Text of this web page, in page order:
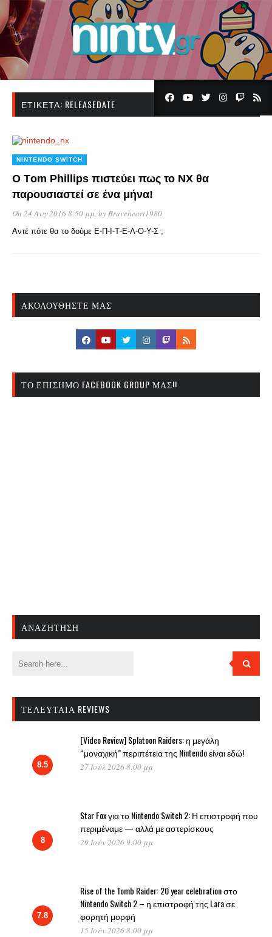
ΕΤΙΚΈΤΑ: RELEASEDATE
NINTENDO SWITCH
Ο Τom Phillips πιστεύει πως το ΝΧ θα
παρουσιαστεί σε ένα μήνα!
On 24 Αυγ 2016 8:50 μμ, byBraveheart1980
Αντέ πότε θα το δούμε Ε-Π-Ι-Τ-Ε-Λ-Ο-Υ-Σ ;
ΑΚΟΛΟΥΘΉΣΤΕ ΜΑΣ
ΤΟ ΕΠΊΣΗΜΟ FACEBOOK GROUP ΜΑΣ!!
ΑΝΑΖΉΤΗΣΗ
ΤΕΛΕΥΤΑΊΑ REVIEWS
8.5
[Video Review] Splatoon Raiders: η μεγάλη
“μοναχική” περιπέτεια της Nintendo είναι εδώ!
27 Ιούλ 2026 8:00 μμ
8
Star Fox για το Nintendo Switch 2: Η επιστροφή που
περιμέναμε — αλλά με αστερίσκους
29 Ιούν 2026 9:00 μμ
7.8
Rise of the Tomb Raider: 20 year celebration στο
Nintendo Switch 2 – η επιστροφή της Lara σε
φορητή μορφή
15 Ιούν 2026 8:00 μμ